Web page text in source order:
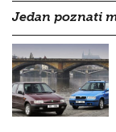
Jedan poznati